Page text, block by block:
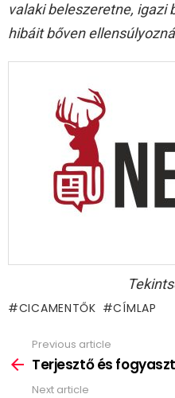
valaki beleszeretne, igazi
hibáit bőven
CICAMENTŐK CÍMLAP
more
Previous article
Terjesztő és
Next article